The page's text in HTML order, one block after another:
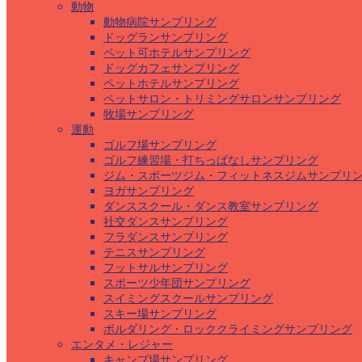
動物
動物病院サンプリング
ドッグランサンプリング
ペット可ホテルサンプリング
ドッグカフェサンプリング
ペットホテルサンプリング
ペットサロン・トリミングサロンサンプリング
牧場サンプリング
運動
ゴルフ場サンプリング
ゴルフ練習場・打ちっぱなしサンプリング
ジム・スポーツジム・フィットネスジムサンプリ
ヨガサンプリング
ダンススクール・ダンス教室サンプリング
社交ダンスサンプリング
フラダンスサンプリング
テニスサンプリング
フットサルサンプリング
スポーツ少年団サンプリング
スイミングスクールサンプリング
スキー場サンプリング
ボルダリング・ロッククライミングサンプリング
エンタメ・レジャー